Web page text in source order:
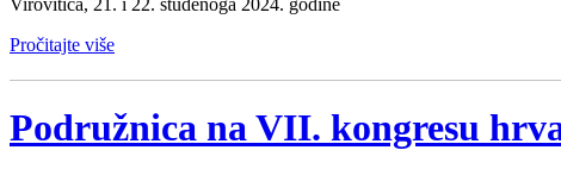
Pročitajte više
Podružnica na VII. kongresu